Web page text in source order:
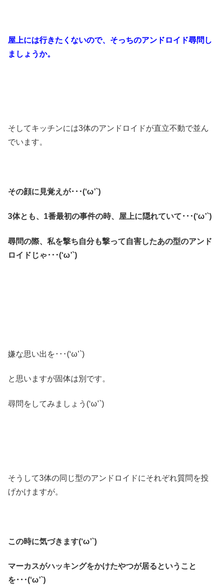
屋上には行きたくないので、そっちのアンドロイド尋問し
ましょうか。
そしてキッチンには3体のアンドロイドが直立不動で並ん
でいます。
その顔に見覚えが･･･(‘ω’`)
3体とも、1番最初の事件の時、屋上に隠れていて･･･(‘ω’`)
尋問の際、私を撃ち自分も撃って自害したあの型のアンド
ロイドじゃ･･･(‘ω’`)
嫌な思い出を･･･(‘ω’`)
と思いますが固体は別です。
尋問をしてみましょう(‘ω’`)
そうして3体の同じ型のアンドロイドにそれぞれ質問を投
げかけますが。
この時に気づきます(‘ω’`)
マーカスがハッキングをかけたやつが居るということ
を･･･(‘ω’`)